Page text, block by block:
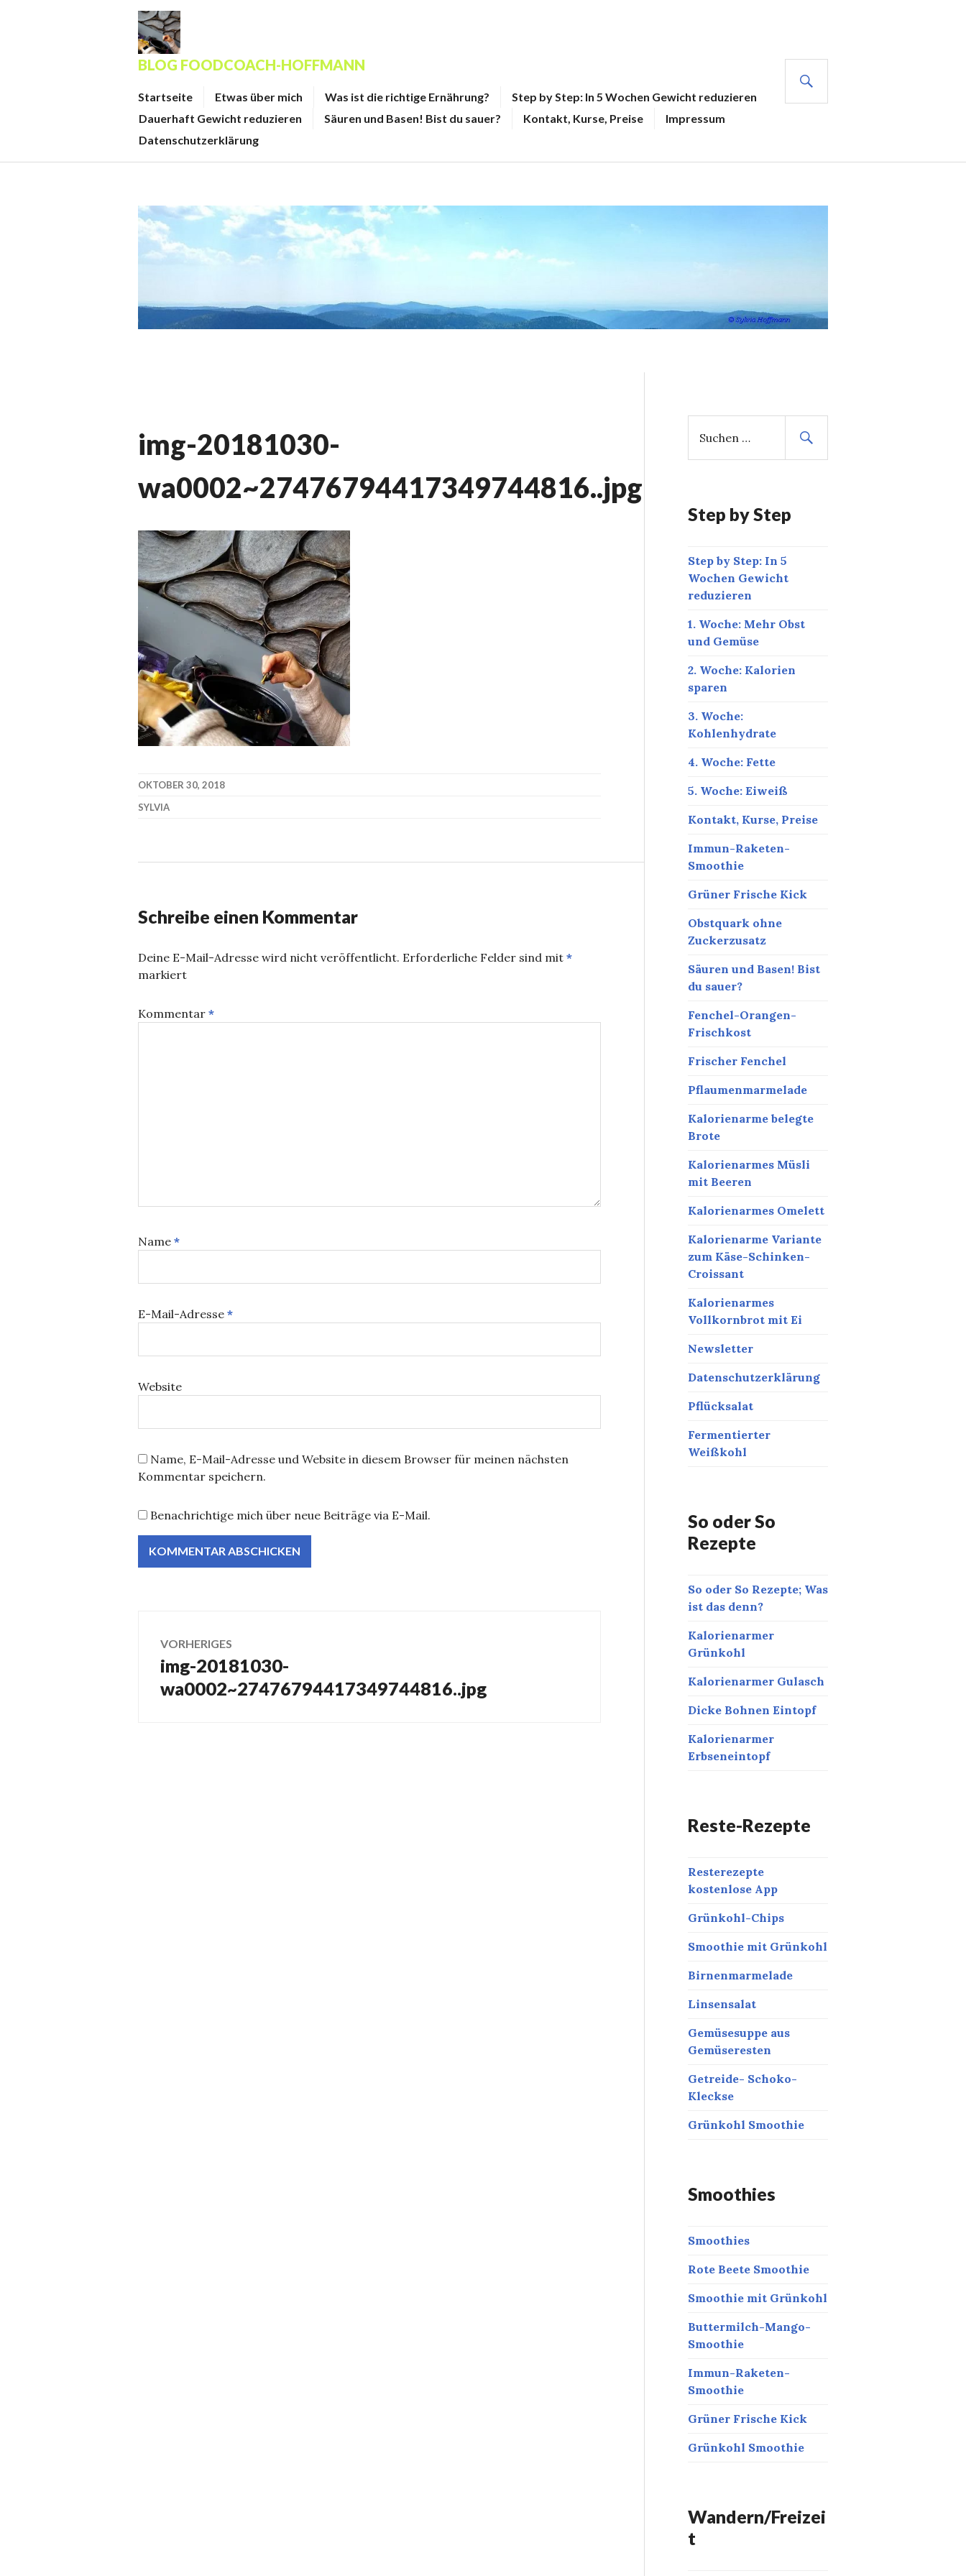
BLOG FOODCOACH-HOFFMANN
Startseite Etwas über mich Was ist die richtige Ernährung?
Step by Step: In 5 Wochen Gewicht reduzieren
Dauerhaft Gewicht reduzieren
Säuren und Basen! Bist du sauer? Kontakt, Kurse, Preise
Impressum
Datenschutzerklärung
img-20181030-
wa0002~27476794417349744816..jpg
OKTOBER 30, 2018
SYLVIA
Schreibe einen Kommentar
Deine E-Mail-Adresse wird nicht veröffentlicht. Erforderliche Felder sind mit *
markiert
Kommentar *
Name *
E-Mail-Adresse *
Website
Name, E-Mail-Adresse und Website in diesem Browser für meinen nächsten
Kommentar speichern.
Benachrichtige mich über neue Beiträge via E-Mail.
Beitragsnavigation
VORHERIGES
Vorheriger
Beitrag:
img-20181030-
wa0002~27476794417349744816..jpg
c
n
c
h
:
Step by Step
Step by Step: In 5
Wochen Gewicht
reduzieren
1. Woche: Mehr Obst
und Gemüse
2. Woche: Kalorien
sparen
3. Woche:
Kohlenhydrate
4. Woche: Fette
5. Woche: Eiweiß
Kontakt, Kurse, Preise
Immun-Raketen-
Smoothie
Grüner Frische Kick
Obstquark ohne
Zuckerzusatz
Säuren und Basen! Bist
du sauer?
Fenchel-Orangen-
Frischkost
Frischer Fenchel
Pflaumenmarmelade
Kalorienarme belegte
Brote
Kalorienarmes Müsli
mit Beeren
Kalorienarmes Omelett
Kalorienarme Variante
zum Käse-Schinken-
Croissant
Kalorienarmes
Vollkornbrot mit Ei
Newsletter
Datenschutzerklärung
Pflücksalat
Fermentierter
Weißkohl
So oder So
Rezepte
So oder So Rezepte; Was
ist das denn?
Kalorienarmer
Grünkohl
Kalorienarmer Gulasch
Dicke Bohnen Eintopf
Kalorienarmer
Erbseneintopf
Reste-Rezepte
Resterezepte
kostenlose App
Grünkohl-Chips
Smoothie mit Grünkohl
Birnenmarmelade
Linsensalat
Gemüsesuppe aus
Gemüseresten
Getreide- Schoko-
Kleckse
Grünkohl Smoothie
Smoothies
Smoothies
Rote Beete Smoothie
Smoothie mit Grünkohl
Buttermilch-Mango-
Smoothie
Immun-Raketen-
Smoothie
Grüner Frische Kick
Grünkohl Smoothie
Wandern/Freizei
t